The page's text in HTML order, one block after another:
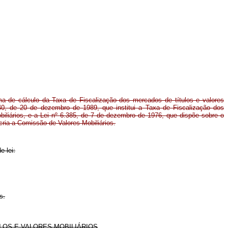
de cálculo da Taxa de Fiscalização dos mercados de títulos e valores
de 20 de dezembro de 1989, que institui a Taxa de Fiscalização dos
e a Lei nº 6.385, de 7 de dezembro de 1976, que dispõe sobre o
a Comissão de Valores Mobiliários.
lei: